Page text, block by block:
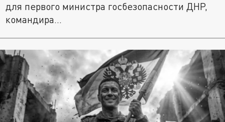
для первого министра госбезопасности ДНР,
командира...